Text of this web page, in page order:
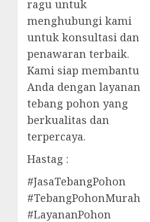
ragu untuk
menghubungi kami
untuk konsultasi dan
penawaran terbaik.
Kami siap membantu
Anda dengan layanan
tebang pohon yang
berkualitas dan
terpercaya.
Hastag :
#JasaTebangPohon
#TebangPohonMurah
#LayananPohon